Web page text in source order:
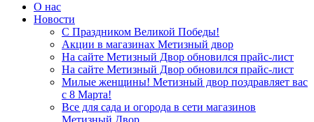
О нас
Новости
С Праздником Великой Победы!
Акции в магазинах Метизный двор
На сайте Метизный Двор обновился прайс-лист
На сайте Метизный Двор обновился прайс-лист
Милые женщины! Метизный двор поздравляет вас
с 8 Марта!
Все для сада и огорода в сети магазинов
Метизный Двор